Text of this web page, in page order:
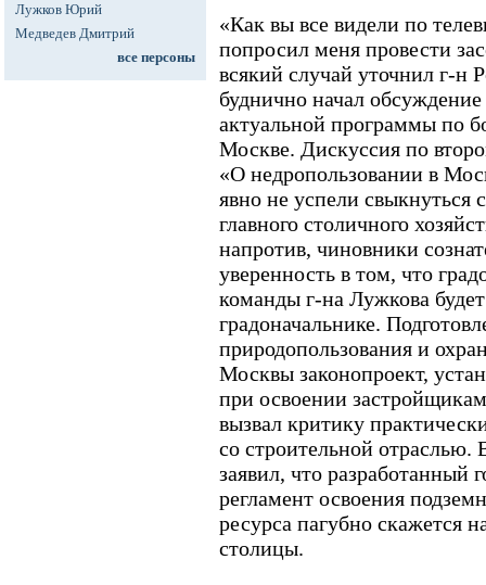
Лужков Юрий
Медведев Дмитрий
все персоны
«Как вы все видели по
попросил меня провести
всякий случай уточнил г-н
буднично начал
актуальной программы по
Москве. Дискуссия по
«О недропользовании в
явно не успели
главного столичного
напротив, чиновники
уверенность в том, что
команды г-на Лужкова
градоначальнике.
природопользования и
Москвы законопроект,
при освоении
вызвал критику
со строительной отраслью.
заявил, что разработанный
регламент освоения
ресурса пагубно скажется
столицы.